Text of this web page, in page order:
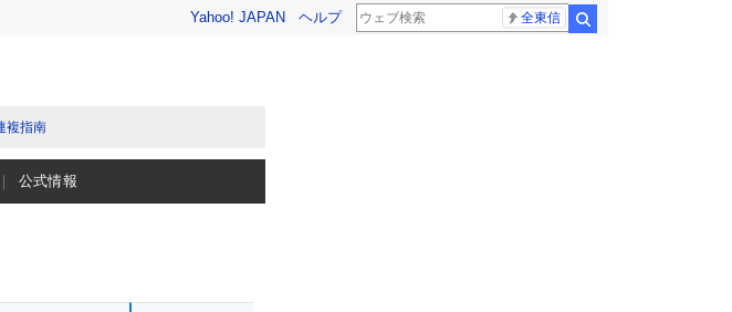
Yahoo! JAPAN ヘルプ 全東信
複指南
公式情報